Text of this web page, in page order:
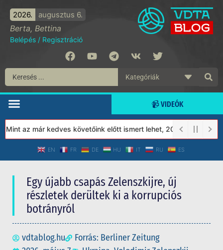
2026. augusztus 6.
Berta, Bettina
Belépés / Regisztráció
📹 VIDEÓK
már kedves követőink előtt ismert lehet, 2023-tól a Védett
EN FR DE HU IT RU ES
Egy újabb csapás Zelenszkijre, új
részletek derültek ki a korrupciós
botrányról
vdtablog.hu
Forrás: Berliner Zeitung